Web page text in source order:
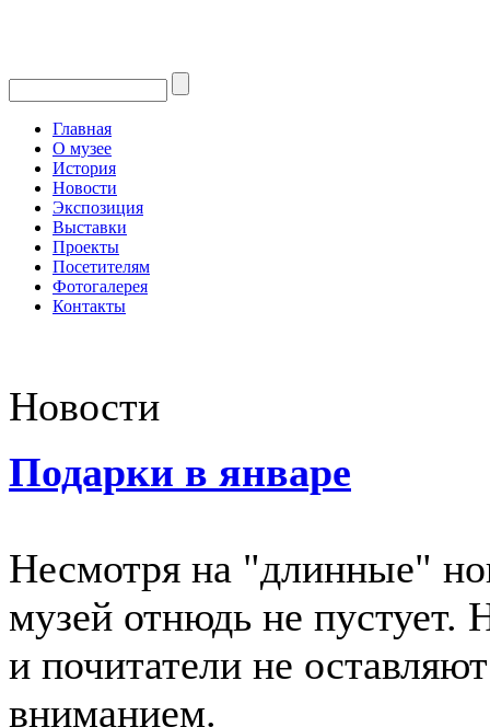
Главная
О музее
История
Новости
Экспозиция
Выставки
Проекты
Посетителям
Фотогалерея
Контакты
Новости
Подарки в январе
Несмотря на "длинные"
музей отнюдь не пустует.
и почитатели не
вниманием.